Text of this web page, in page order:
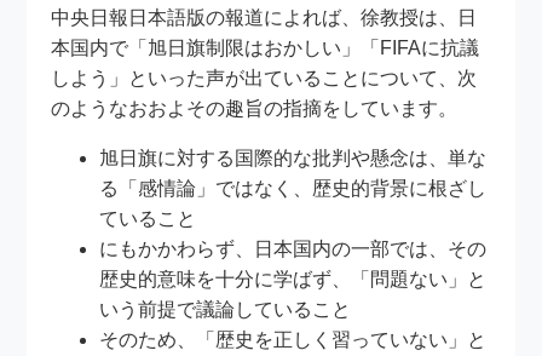
中央日報日本語版の報道によれば、徐教授は、日
本国内で「旭日旗制限はおかしい」「FIFAに抗議
しよう」といった声が出ていることについて、次
のようなおおよその趣旨の指摘をしています。
旭日旗に対する国際的な批判や懸念は、単な
る「感情論」ではなく、歴史的背景に根ざし
ていること
にもかかわらず、日本国内の一部では、その
歴史的意味を十分に学ばず、「問題ない」と
いう前提で議論していること
そのため、「歴史を正しく習っていない」と